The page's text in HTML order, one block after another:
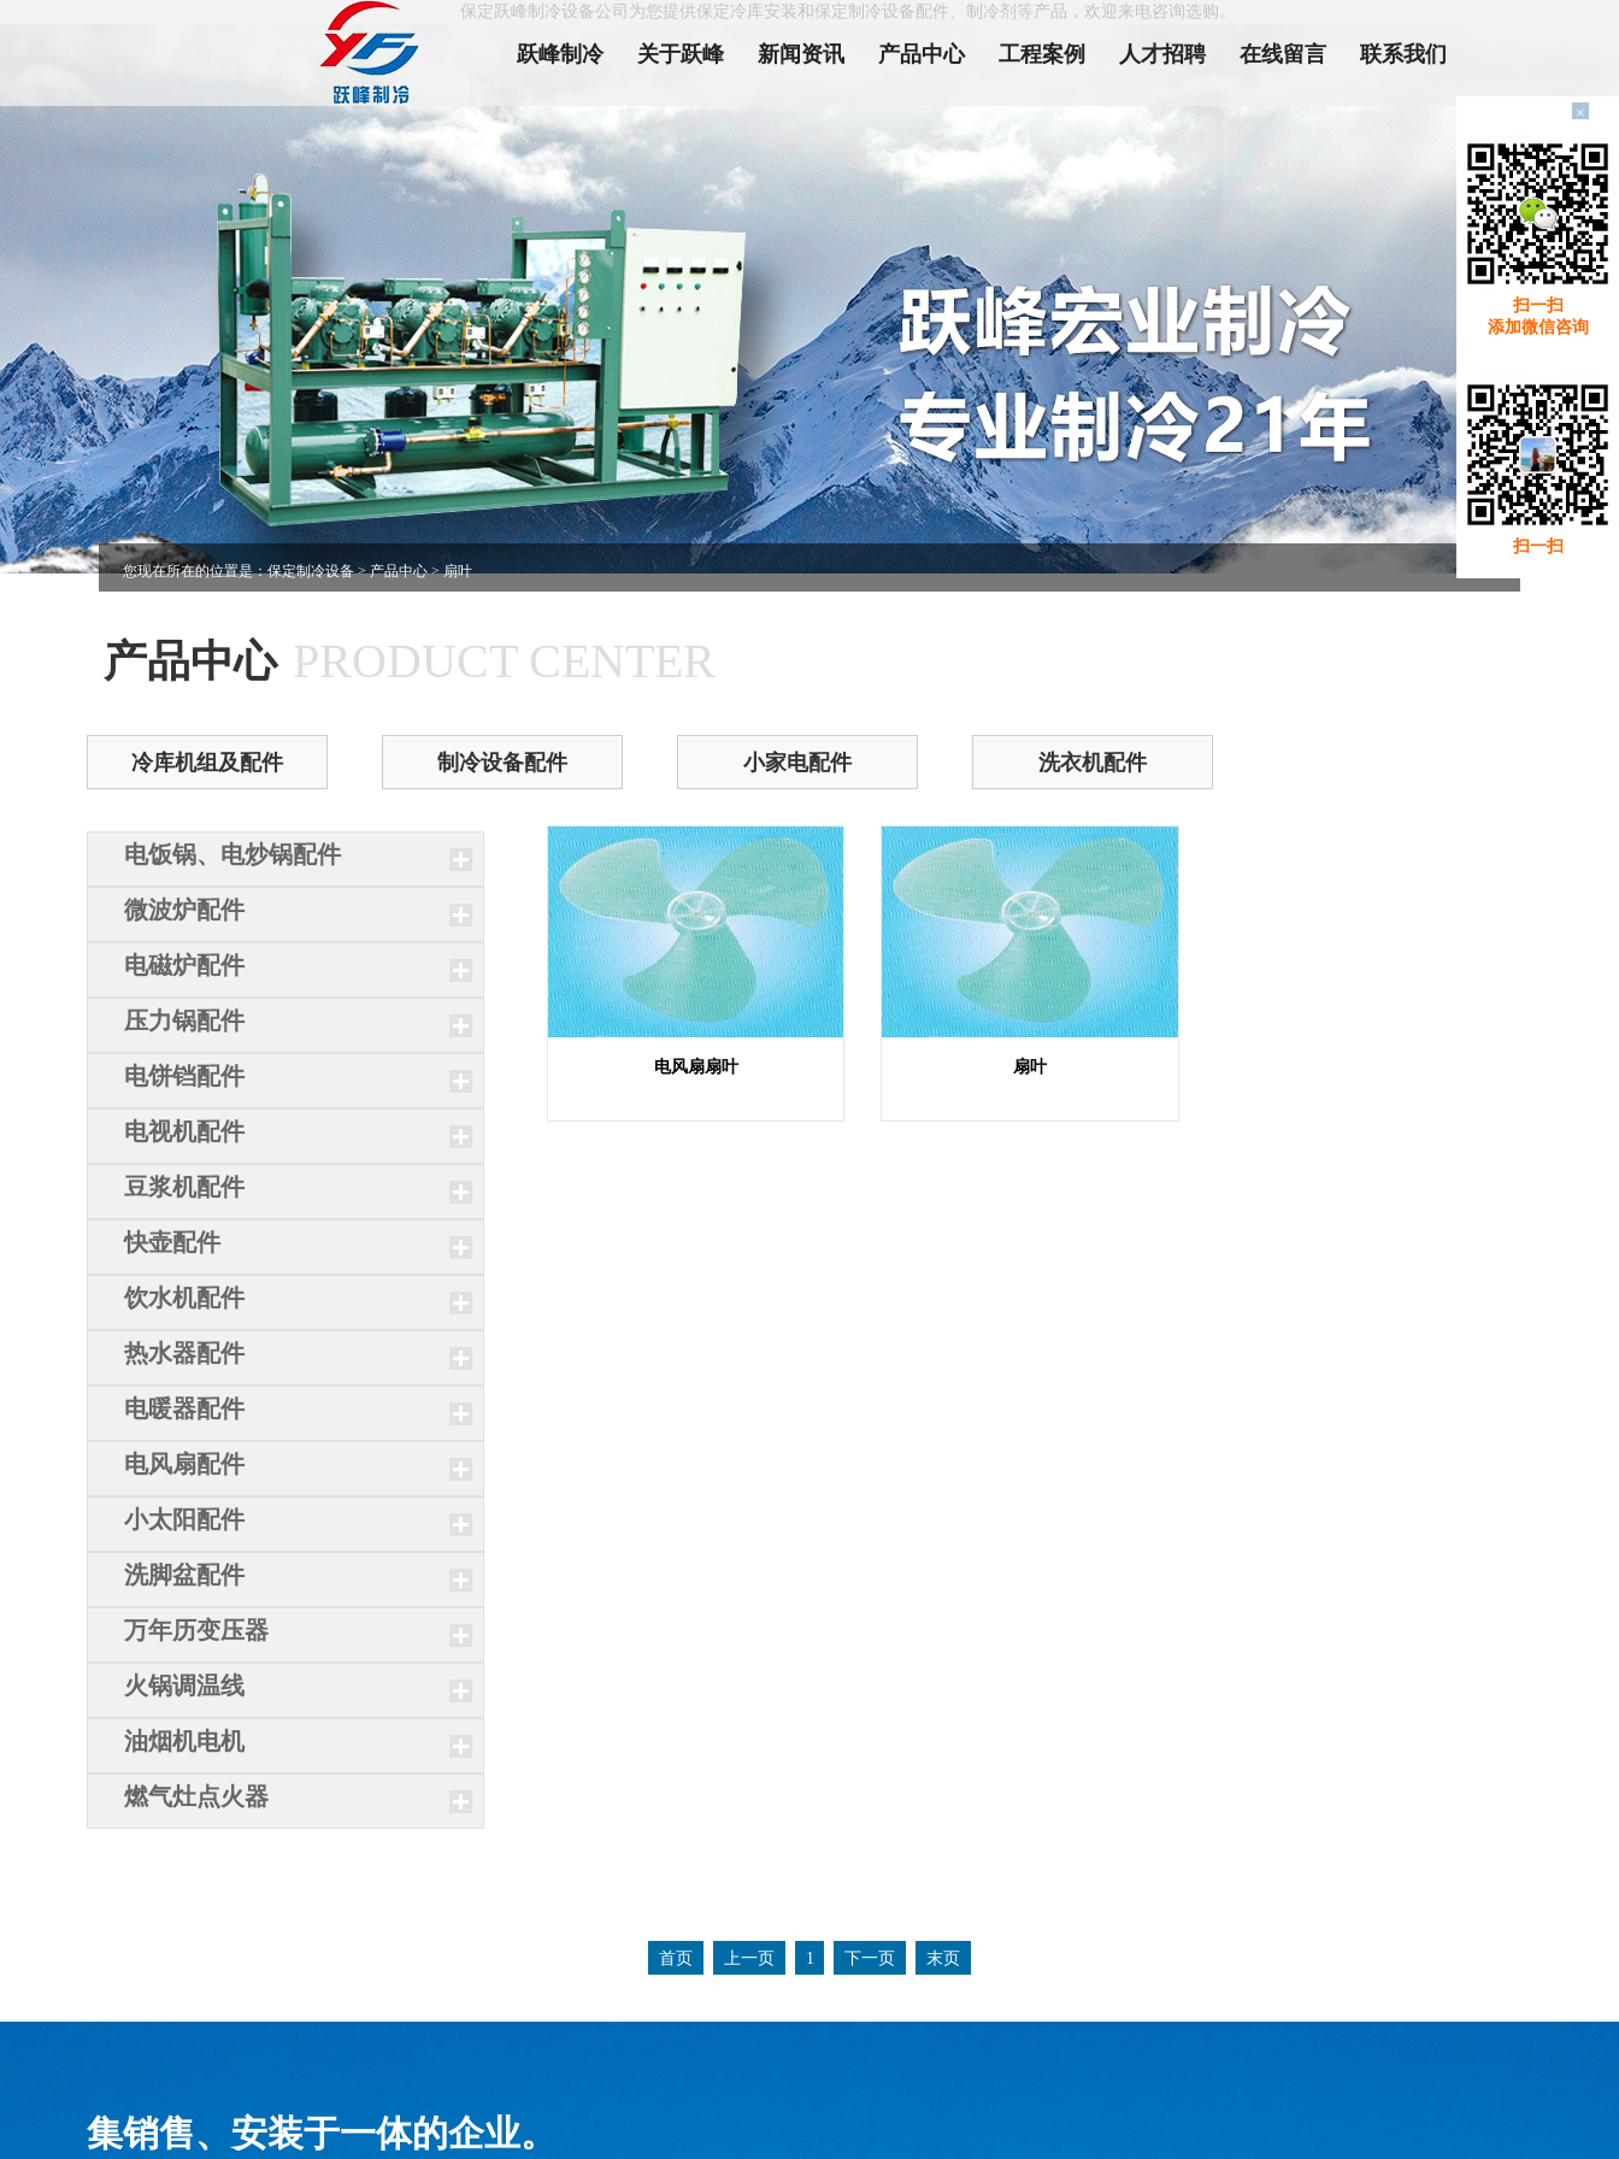
保定跃峰制冷设备公司为您提供保定冷库安装和保定制冷设备配件、制冷剂等产品，欢迎来电咨询选购。
跃峰制冷 关于跃峰 新闻资讯 产品中心 工程案例 人才招聘 在线留言 联系我们
×
扫一扫
添加微信咨询
扫一扫
您现在所在的位置是：保定制冷设备>产品中心> 扇叶
产品中心 PRODUCT CENTER
冷库机组及配件 制冷设备配件 小家电配件 洗衣机配件
电饭锅、电炒锅配件
微波炉配件
电磁炉配件
压力锅配件
电饼铛配件
电视机配件
豆浆机配件
快壶配件
饮水机配件
热水器配件
电暖器配件
电风扇配件
小太阳配件
洗脚盆配件
万年历变压器
火锅调温线
油烟机电机
燃气灶点火器
电风扇扇叶 扇叶
首页 上一页 1 下一页 末页
集销售、安装于一体的企业。